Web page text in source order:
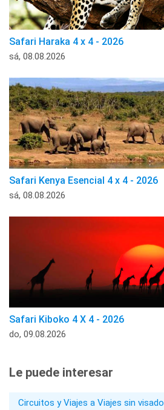
Safari Haraka 4 x 4 - 2026
sá, 08.08.2026
Safari Kenya Esencial 4 x 4 - 2026
sá, 08.08.2026
Safari Kiboko 4 X 4 - 2026
do, 09.08.2026
Le puede interesar
Circuitos y Viajes a Viajes sin visado